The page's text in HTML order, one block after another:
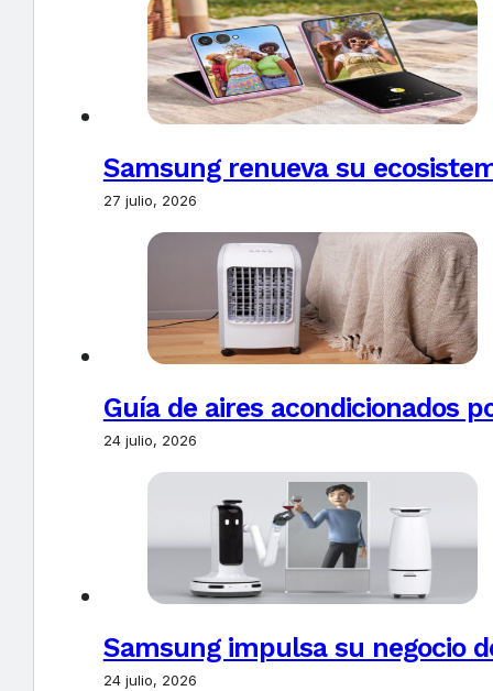
Samsung renueva su
27 julio, 2026
Guía de aires acondicionados
24 julio, 2026
Samsung impulsa su negocio
24 julio, 2026